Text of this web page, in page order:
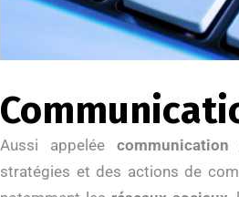
Aussi appelée communication
stratégies et des actions de